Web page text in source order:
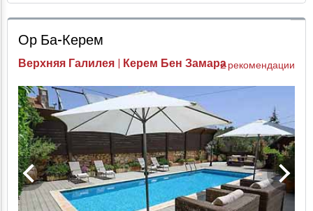
Проверка цен
Ор Ба-Керем
Верхняя Галилея | Керем Бен Замара2 рекомендации